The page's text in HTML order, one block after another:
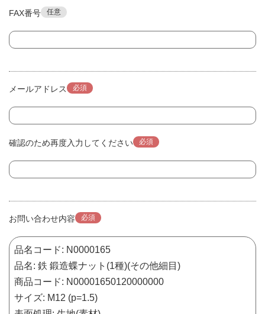
FAX番号 任意
メールアドレス 必須
確認のため再度入力してください 必須
お問い合わせ内容 必須